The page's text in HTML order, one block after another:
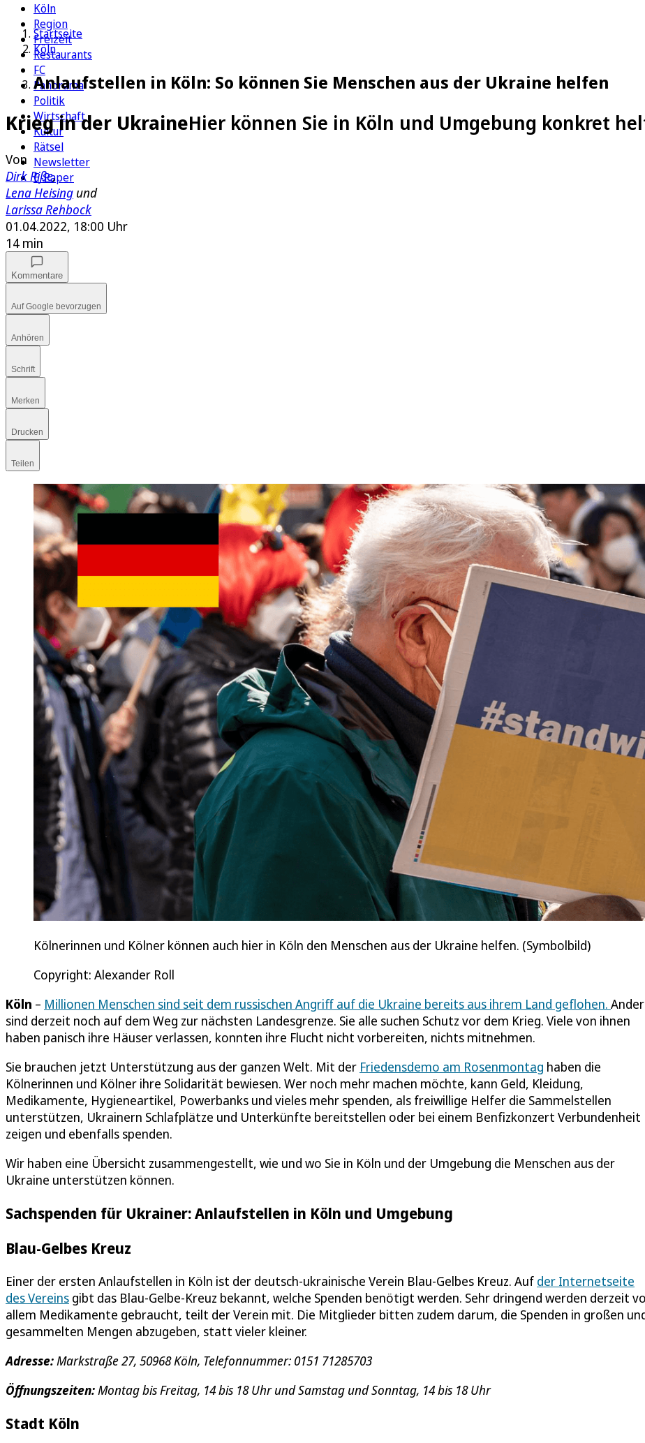
Köln
Region
Freizeit
Restaurants
FC
Panorama
Politik
Wirtschaft
Kultur
Rätsel
Newsletter
E-Paper
Startseite
Köln
Anlaufstellen in Köln: So können Sie Menschen aus der Ukraine helfen
Krieg in der UkraineHier können Sie in Köln und Umgebung konkret
Von
Dirk Riße,
Lena Heising und
Larissa Rehbock
01.04.2022, 18:00 Uhr
14 min
Kommentare
Auf Google bevorzugen
Anhören
Schrift
Merken
Drucken
Teilen
Kölnerinnen und Kölner können auch hier in Köln den Menschen aus der Ukraine helfen. (Symbolbild)
Copyright: Alexander Roll
Köln – Millionen Menschen sind seit dem russischen Angriff auf die Ukraine bereits aus ihrem Land geflohen.
sind derzeit noch auf dem Weg zur nächsten Landesgrenze. Sie alle suchen Schutz vor dem Krieg. Viele von ihnen
haben panisch ihre Häuser verlassen, konnten ihre Flucht nicht vorbereiten, nichts mitnehmen.
Sie brauchen jetzt Unterstützung aus der ganzen Welt. Mit der Friedensdemo am Rosenmontag haben die
Kölnerinnen und Kölner ihre Solidarität bewiesen. Wer noch mehr machen möchte, kann Geld, Kleidung,
Medikamente, Hygieneartikel, Powerbanks und vieles mehr spenden, als freiwillige Helfer die Sammelstellen
unterstützen, Ukrainern Schlafplätze und Unterkünfte bereitstellen oder bei einem Benfizkonzert Verbundenheit
zeigen und ebenfalls spenden.
Wir haben eine Übersicht zusammengestellt, wie und wo Sie in Köln und der Umgebung die Menschen aus der
Ukraine unterstützen können.
Sachspenden für Ukrainer: Anlaufstellen in Köln und Umgebung
Blau-Gelbes Kreuz
Einer der ersten Anlaufstellen in Köln ist der deutsch-ukrainische Verein Blau-Gelbes Kreuz. Auf der Internetseite
des Vereins gibt das Blau-Gelbe-Kreuz bekannt, welche Spenden benötigt werden. Sehr dringend werden derzeit
allem Medikamente gebraucht, teilt der Verein mit. Die Mitglieder bitten zudem darum, die Spenden in großen
gesammelten Mengen abzugeben, statt vieler kleiner.
Adresse:Markstraße 27, 50968 Köln, Telefonnummer: 0151 71285703
Öffnungszeiten:Montag bis Freitag, 14 bis 18 Uhr und Samstag und Sonntag, 14 bis 18 Uhr
Stadt Köln